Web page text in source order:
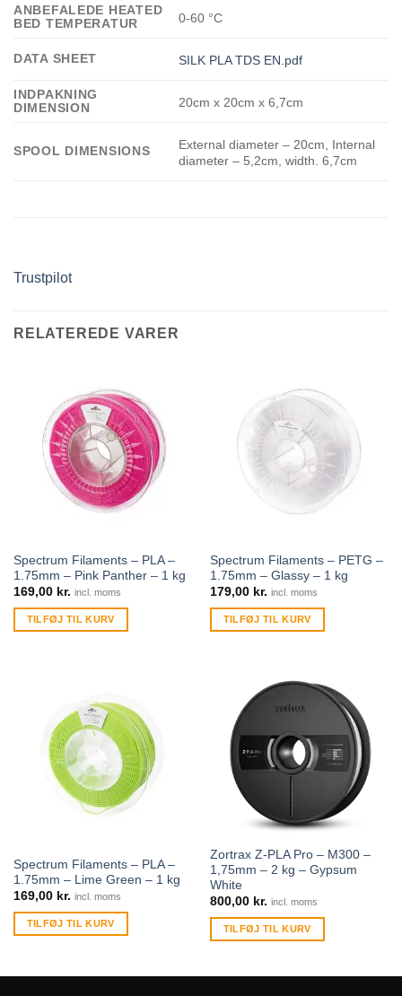
ANBEFALEDE HEATED
BED TEMPERATUR
0-60 °C
DATA SHEET SILK PLA TDS EN.pdf
INDPAKNING
DIMENSION
20cm x 20cm x 6,7cm
SPOOL DIMENSIONS
External diameter – 20cm, Internal
diameter – 5,2cm, width. 6,7cm
Trustpilot
RELATEREDE VARER
Spectrum Filaments – PLA –
1.75mm – Pink Panther – 1 kg
169,00 kr. incl. moms
TILFØJ TIL KURV
Spectrum Filaments – PETG –
1.75mm – Glassy – 1 kg
179,00 kr. incl. moms
TILFØJ TIL KURV
Spectrum Filaments – PLA –
1.75mm – Lime Green – 1 kg
169,00 kr. incl. moms
TILFØJ TIL KURV
Zortrax Z-PLA Pro – M300 –
1,75mm – 2 kg – Gypsum
White
800,00 kr. incl. moms
TILFØJ TIL KURV